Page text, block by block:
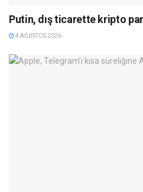
Putin, dış ticarette kripto
4 AĞUSTOS 2026